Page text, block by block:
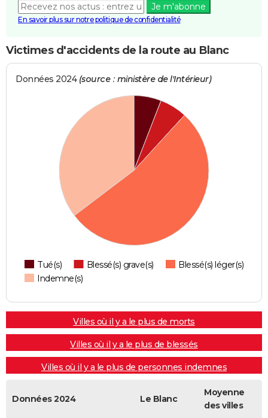
Je m'abonne
En savoir plus sur notre politique de confidentialité
Victimes d'accidents de la route au Blanc
Données 2024 (source : ministère de l'Intérieur)
Tué(s) Blessé(s) grave(s)
Blessé(s) léger(s)
Indemne(s)
Villes où il y a le plus de morts
Villes où il y a le plus de blessés
Villes où il y a le plus de personnes indemnes
Données 2024 Le Blanc
Moyenne
des villes